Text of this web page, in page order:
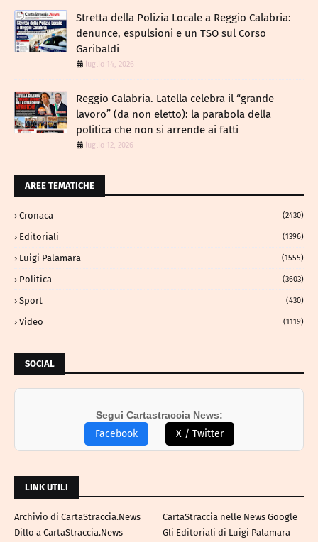
​Stretta della Polizia Locale a Reggio Calabria:
denunce, espulsioni e un TSO sul Corso
Garibaldi
luglio 14, 2026
Reggio Calabria. Latella celebra il “grande
lavoro” (da non eletto): la parabola della
politica che non si arrende ai fatti
luglio 12, 2026
AREE TEMATICHE
Cronaca (2430)
Editoriali (1396)
Luigi Palamara (1555)
Politica (3603)
Sport (430)
Video (1119)
SOCIAL
Segui Cartastraccia News:
Facebook X / Twitter
LINK UTILI
Archivio di CartaStraccia.News
CartaStraccia nelle News Google
Dillo a CartaStraccia.News
Gli Editoriali di Luigi Palamara